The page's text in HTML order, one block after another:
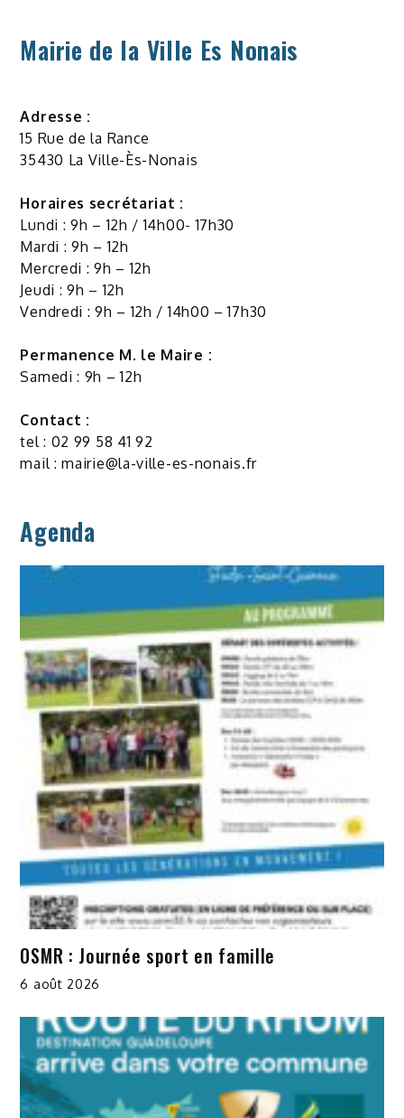
Mairie de la Ville Es Nonais
Adresse :
15 Rue de la Rance
35430 La Ville-Ès-Nonais
Horaires secrétariat :
Lundi : 9h – 12h / 14h00- 17h30
Mardi : 9h – 12h
Mercredi : 9h – 12h
Jeudi : 9h – 12h
Vendredi : 9h – 12h / 14h00 – 17h30
Permanence M. le Maire :
Samedi : 9h – 12h
Contact :
tel : 02 99 58 41 92
mail :mairie@la-ville-es-nonais.fr
Agenda
OSMR : Journée sport en famille
6 août 2026